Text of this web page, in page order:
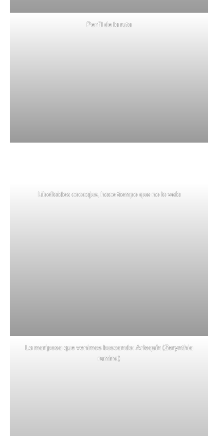
Perfil de la ruta
Libelloides coccajus, hace tiempo que no lo veía
La mariposa que venimos buscando: Arlequín (Zerynthia
rumina)